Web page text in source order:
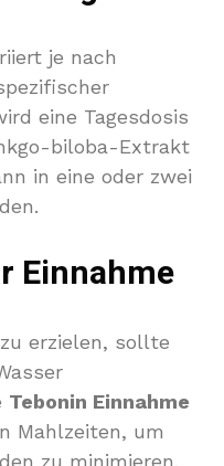
je nach
eine Tagesdosis
biloba-Extrakt
in eine oder zwei
Einnahme
erzielen, sollte
Tebonin Einnahme
Mahlzeiten, um